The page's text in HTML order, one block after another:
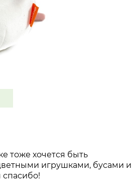
тоже хочется быть
игрушками, бусами и